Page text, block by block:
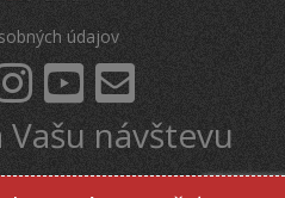
údajov
návštevu
Ako správne cvičiť na